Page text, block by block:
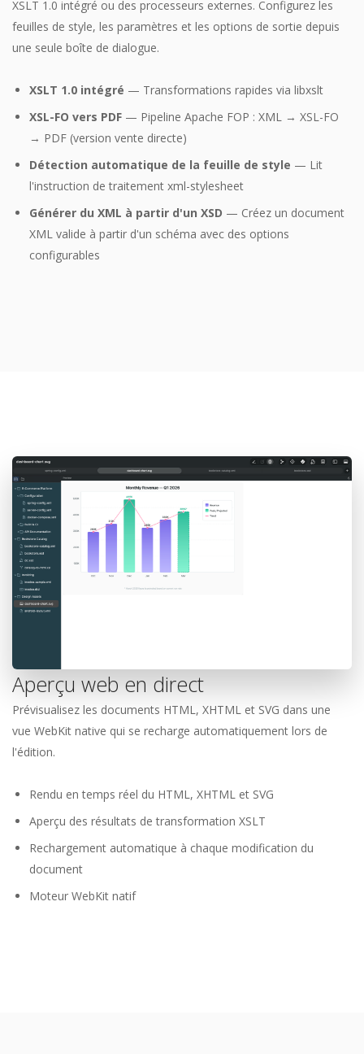
XSLT 1.0 intégré ou des processeurs externes. Configurez les
feuilles de style, les paramètres et les options de sortie depuis
une seule boîte de dialogue.
XSLT 1.0 intégré — Transformations rapides via libxslt
XSL-FO vers PDF — Pipeline Apache FOP : XML → XSL-FO
→ PDF (version vente directe)
Détection automatique de la feuille de style — Lit
l'instruction de traitement xml-stylesheet
Générer du XML à partir d'un XSD — Créez un document
XML valide à partir d'un schéma avec des options
configurables
Aperçu web en direct
Prévisualisez les documents HTML, XHTML et SVG dans une
vue WebKit native qui se recharge automatiquement lors de
l'édition.
Rendu en temps réel du HTML, XHTML et SVG
Aperçu des résultats de transformation XSLT
Rechargement automatique à chaque modification du
document
Moteur WebKit natif